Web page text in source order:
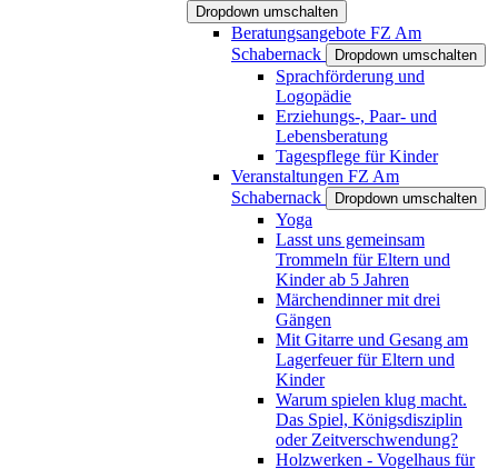
Dropdown umschalten
Beratungsangebote FZ Am
Schabernack
Dropdown umschalten
Sprachförderung und
Logopädie
Erziehungs-, Paar- und
Lebensberatung
Tagespflege für Kinder
Veranstaltungen FZ Am
Schabernack
Dropdown umschalten
Yoga
Lasst uns gemeinsam
Trommeln für Eltern und
Kinder ab 5 Jahren
Märchendinner mit drei
Gängen
Mit Gitarre und Gesang am
Lagerfeuer für Eltern und
Kinder
Warum spielen klug macht.
Das Spiel, Königsdisziplin
oder Zeitverschwendung?
Holzwerken - Vogelhaus für